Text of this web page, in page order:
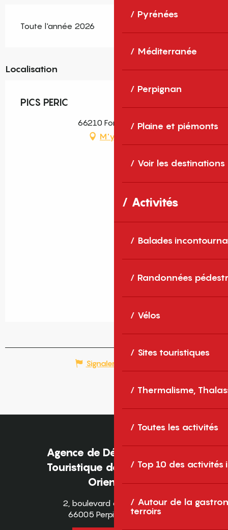
Pyrénées
Méditerranée
Perpignan
Plaine et piémonts
Voir les destinations
Activités
Balades
Randonnées
Vélos
Sites touristiques
Thermalisme,
Toutes les activités
Top 10 des activités
Autour de la
terroirs
Toute l'année 2026
Localisation
PICS PERIC
66210 Formiguères
M'y rendre
Signaler une erreur
Agence de Développement
Touristique des Pyrénées-
Orientales
2, boulevard des Pyrénées
66005 Perpignan Cedex